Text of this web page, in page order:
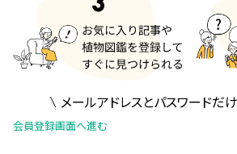
メールアドレスとパスワードだ
会員登録画面へ進む